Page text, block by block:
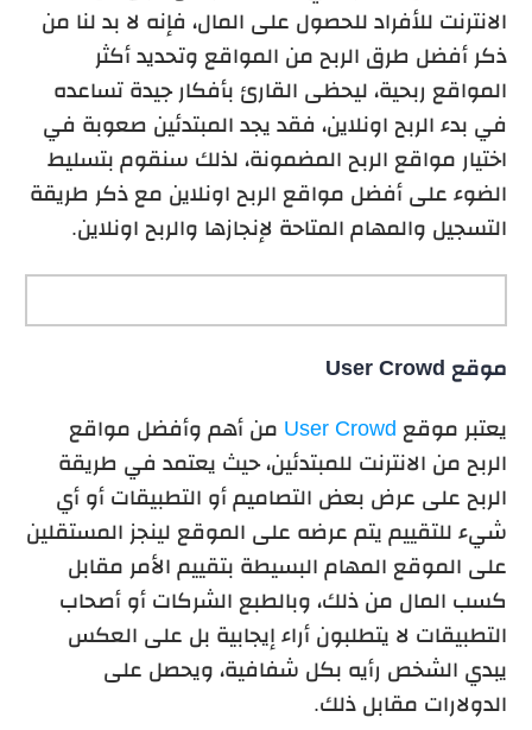
الانترنت للأفراد للحصول على المال، فإنه لا بد لنا من
ذكر أفضل طرق الربح من المواقع وتحديد أكثر
المواقع ربحية، ليحظى القارئ بأفكار جيدة تساعده
في بدء الربح اونلاين، فقد يجد المبتدئين صعوبة في
اختيار مواقع الربح المضمونة، لذلك سنقوم بتسليط
الضوء على أفضل مواقع الربح اونلاين مع ذكر طريقة
التسجيل والمهام المتاحة لإنجازها والربح اونلاين.
موقع User Crowd
يعتبر موقع User Crowd من أهم وأفضل مواقع
الربح من الانترنت للمبتدئين، حيث يعتمد في طريقة
الربح على عرض بعض التصاميم أو التطبيقات أو أي
شيء للتقييم يتم عرضه على الموقع لينجز المستقلين
على الموقع المهام البسيطة بتقييم الأمر مقابل
كسب المال من ذلك، وبالطبع الشركات أو أصحاب
التطبيقات لا يتطلبون أراء إيجابية بل على العكس
يبدي الشخص رأيه بكل شفافية، ويحصل على
الدولارات مقابل ذلك.